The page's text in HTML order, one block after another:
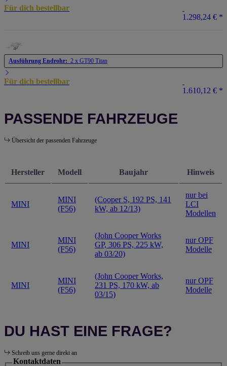
Für dich bestellbar
1.298,24 € *
Ausführung Endrohr: 2 x GT90 Titan
Für dich bestellbar
1.610,12 € *
PASSENDE FAHRZEUGE
Übersicht der passenden Fahrzeuge
Hersteller Modell Baujahr Hinweis
MINI
MINI
(F56)
(Cooper S, 192 PS, 141
kW, ab 12/13)
nur bei
LCI
Modellen
MINI
MINI
(F56)
(John Cooper Works
GP, 306 PS, 225 kW,
ab 03/20)
nur OPF
Modelle
MINI
MINI
(F56)
(John Cooper Works,
231 PS, 170 kW, ab
03/15)
nur OPF
Modelle
DU HAST EINE FRAGE?
Schreib uns gerne direkt an
Kontaktdaten